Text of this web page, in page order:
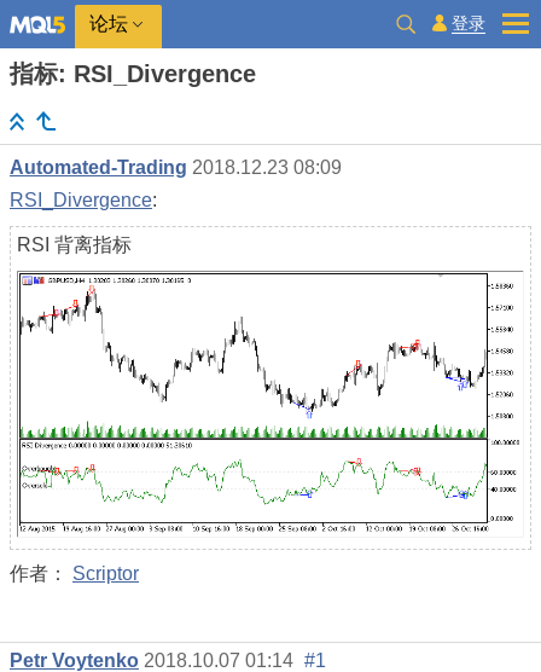
论坛 登录
指标: RSI_Divergence
Automated-Trading 2018.12.23 08:09
RSI_Divergence:
RSI 背离指标
作者： Scriptor
Petr Voytenko 2018.10.07 01:14 #1